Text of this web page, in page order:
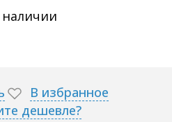
наличии
В избранное
дешевле?